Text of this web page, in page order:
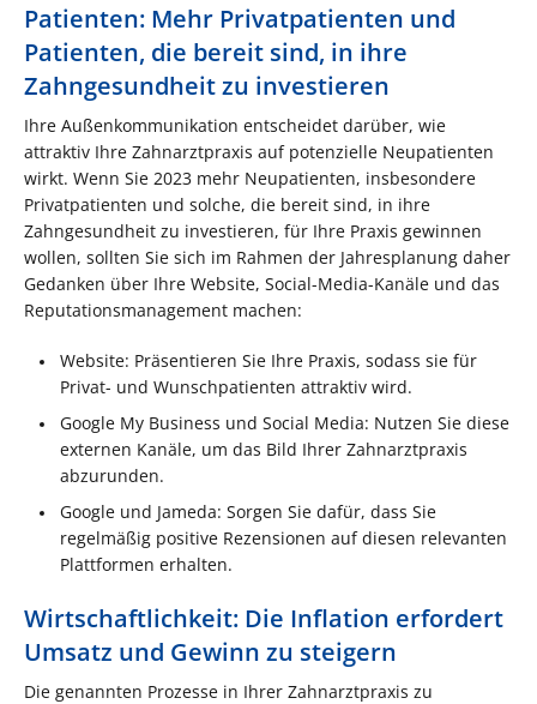
Patienten: Mehr Privatpatienten und
Patienten, die bereit sind, in ihre
Zahngesundheit zu investieren
Ihre Außenkommunikation entscheidet darüber, wie
attraktiv Ihre Zahnarztpraxis auf potenzielle Neupatienten
wirkt. Wenn Sie 2023 mehr Neupatienten, insbesondere
Privatpatienten und solche, die bereit sind, in ihre
Zahngesundheit zu investieren, für Ihre Praxis gewinnen
wollen, sollten Sie sich im Rahmen der Jahresplanung daher
Gedanken über Ihre Website, Social-Media-Kanäle und das
Reputationsmanagement machen:
Website: Präsentieren Sie Ihre Praxis, sodass sie für
Privat- und Wunschpatienten attraktiv wird.
Google My Business und Social Media: Nutzen Sie diese
externen Kanäle, um das Bild Ihrer Zahnarztpraxis
abzurunden.
Google und Jameda: Sorgen Sie dafür, dass Sie
regelmäßig positive Rezensionen auf diesen relevanten
Plattformen erhalten.
Wirtschaftlichkeit: Die Inflation erfordert
Umsatz und Gewinn zu steigern
Die genannten Prozesse in Ihrer Zahnarztpraxis zu